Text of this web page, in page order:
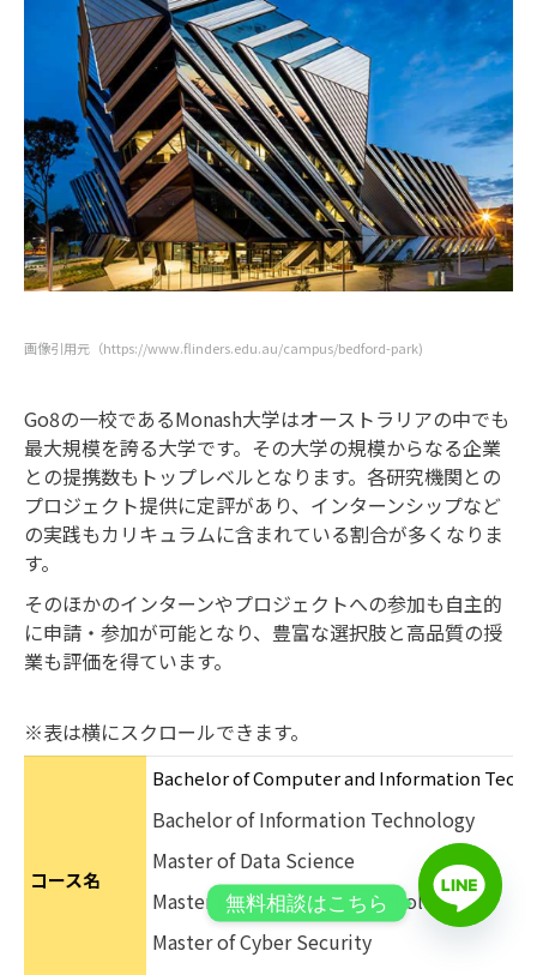
画像引用元（https://www.flinders.edu.au/campus/bedford-park)
Go8の一校であるMonash大学はオーストラリアの中でも
最大規模を誇る大学です。その大学の規模からなる企業
との提携数もトップレベルとなります。各研究機関との
プロジェクト提供に定評があり、インターンシップなど
の実践もカリキュラムに含まれている割合が多くなりま
す。
そのほかのインターンやプロジェクトへの参加も自主的
に申請・参加が可能となり、豊富な選択肢と高品質の授
業も評価を得ています。
※表は横にスクロールできます。
コース名
Bachelor of Computer and Information
Bachelor of Information Technology
Master of Data Science
Master of Information Technology
Master of Cyber Security
無料相談はこちら